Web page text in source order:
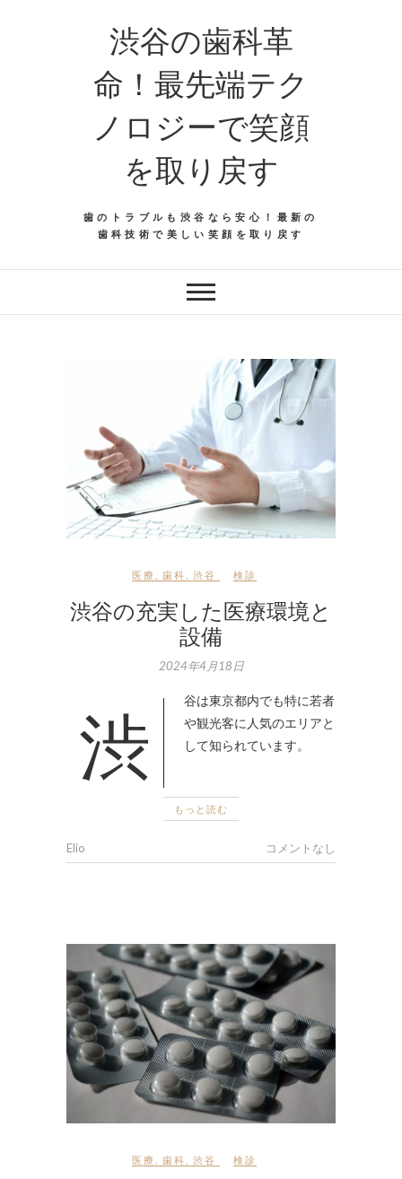
渋谷の歯科革
命！最先端テク
ノロジーで笑顔
を取り戻す
歯のトラブルも渋谷なら安心！最新の
歯科技術で美しい笑顔を取り戻す
医療 歯科 渋谷 検診
渋谷の充実した医療環境と
設備
2024年4月18日
渋谷は東京都内でも特に若者
や観光客に人気のエリアと
して知られています。
もっと読む
Elio コメントなし
医療 歯科 渋谷 検診